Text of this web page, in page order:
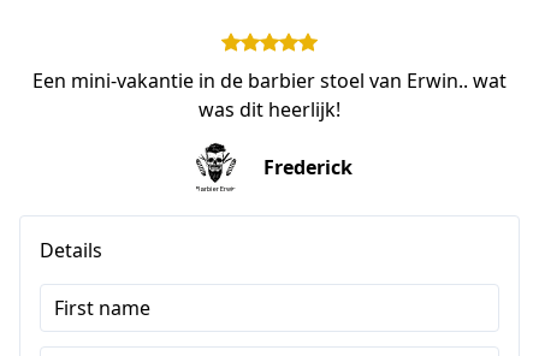
Een mini-vakantie in de barbier stoel van Erwin.. wat
was dit heerlijk!
Frederick
Details
First name